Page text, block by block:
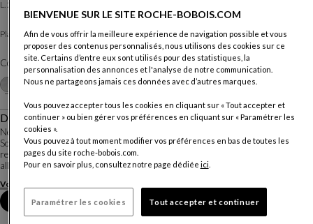
L. 200 X H. 75 X P. 100 Cm
Plateau :Pietra/base et pieds laqués
Coloris :Perla
+2
Personnaliser
Description
Nephtis est une table de repas rectangulaire à la fois fonctionnelle et design.
Son plateau en verre, en céramique ou en Fénix® (stratifié ultra-résistant)
repose sur un piètement central fait d'un fût tronconique en acier laqué. Deux
allonges de 40 ...
Voir plus
Prendre rendez-vous en magasin
BIENVENUE SUR LE SITE ROCHE-BOBOIS.COM
Afin de vous offrir la meilleure expérience de navigation possible et vous
proposer des contenus personnalisés, nous utilisons des cookies sur ce
site. Certains d’entre eux sont utilisés pour des statistiques, la
personnalisation des annonces et l'analyse de notre communication.
Nous ne partageons jamais ces données avec d’autres marques.
Vous pouvez accepter tous les cookies en cliquant sur « Tout accepter et
continuer » ou bien gérer vos préférences en cliquant sur « Paramétrer les
cookies ».
Vous pouvez à tout moment modifier vos préférences en bas de toutes les
pages du site roche-bobois.com.
Pour en savoir plus, consultez notre page dédiée ici.
Paramétrer les cookies Tout accepter et continuer